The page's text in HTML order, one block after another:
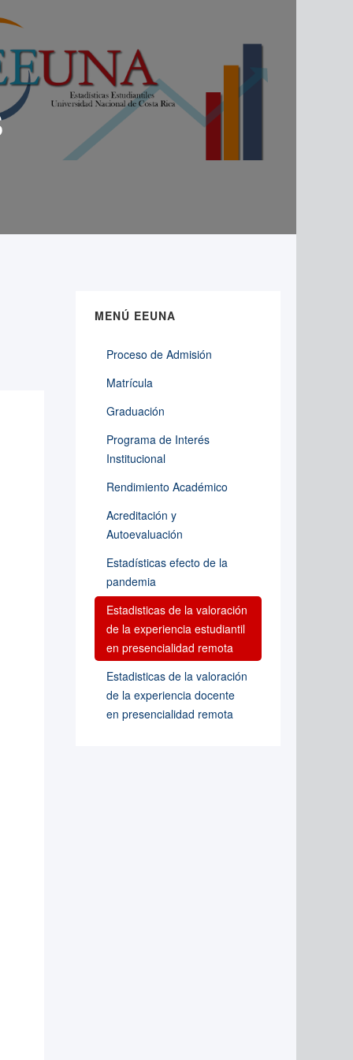
MENÚ EEUNA
Proceso de Admisión
Matrícula
Graduación
Programa de Interés
Institucional
Rendimiento Académico
Acreditación y
Autoevaluación
Estadísticas efecto de la
pandemia
Estadisticas de la valoración
de la experiencia estudiantil
en presencialidad remota
Estadisticas de la valoración
de la experiencia docente
en presencialidad remota